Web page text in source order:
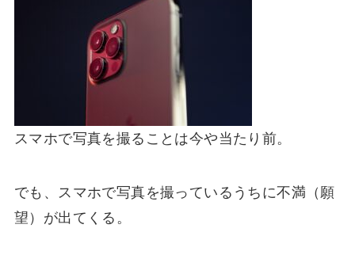
スマホで写真を撮ることは今や当たり前。
でも、スマホで写真を撮っているうちに不満（願
望）が出てくる。